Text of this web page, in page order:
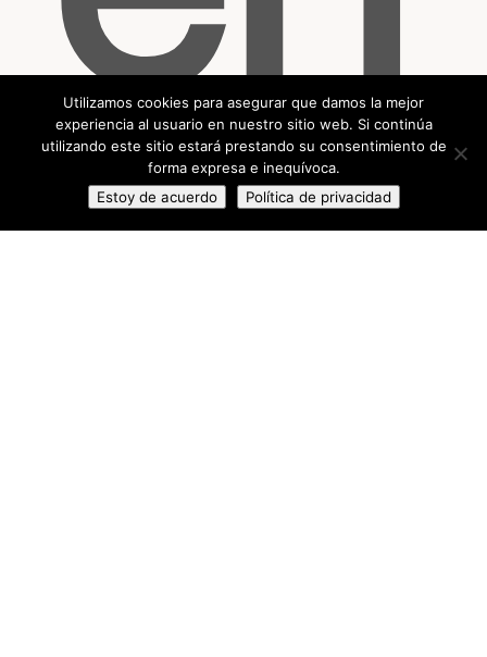
Utilizamos cookies para asegurar que damos la mejor
experiencia al usuario en nuestro sitio web. Si continúa
utilizando este sitio estará prestando su consentimiento de
forma expresa e inequívoca.
Estoy de acuerdo
Política de privacidad